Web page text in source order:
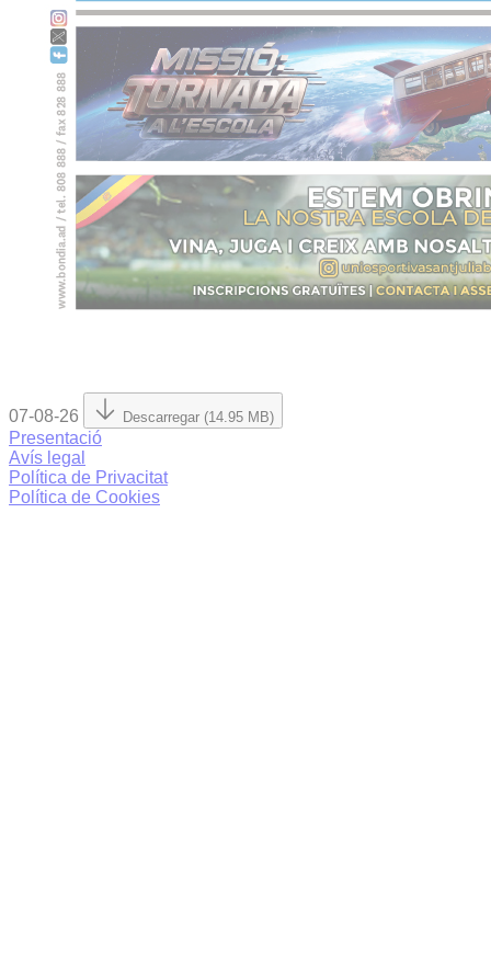
07-08-26 Descarregar (14.95 MB)
Presentació
Avís legal
Política de Privacitat
Política de Cookies